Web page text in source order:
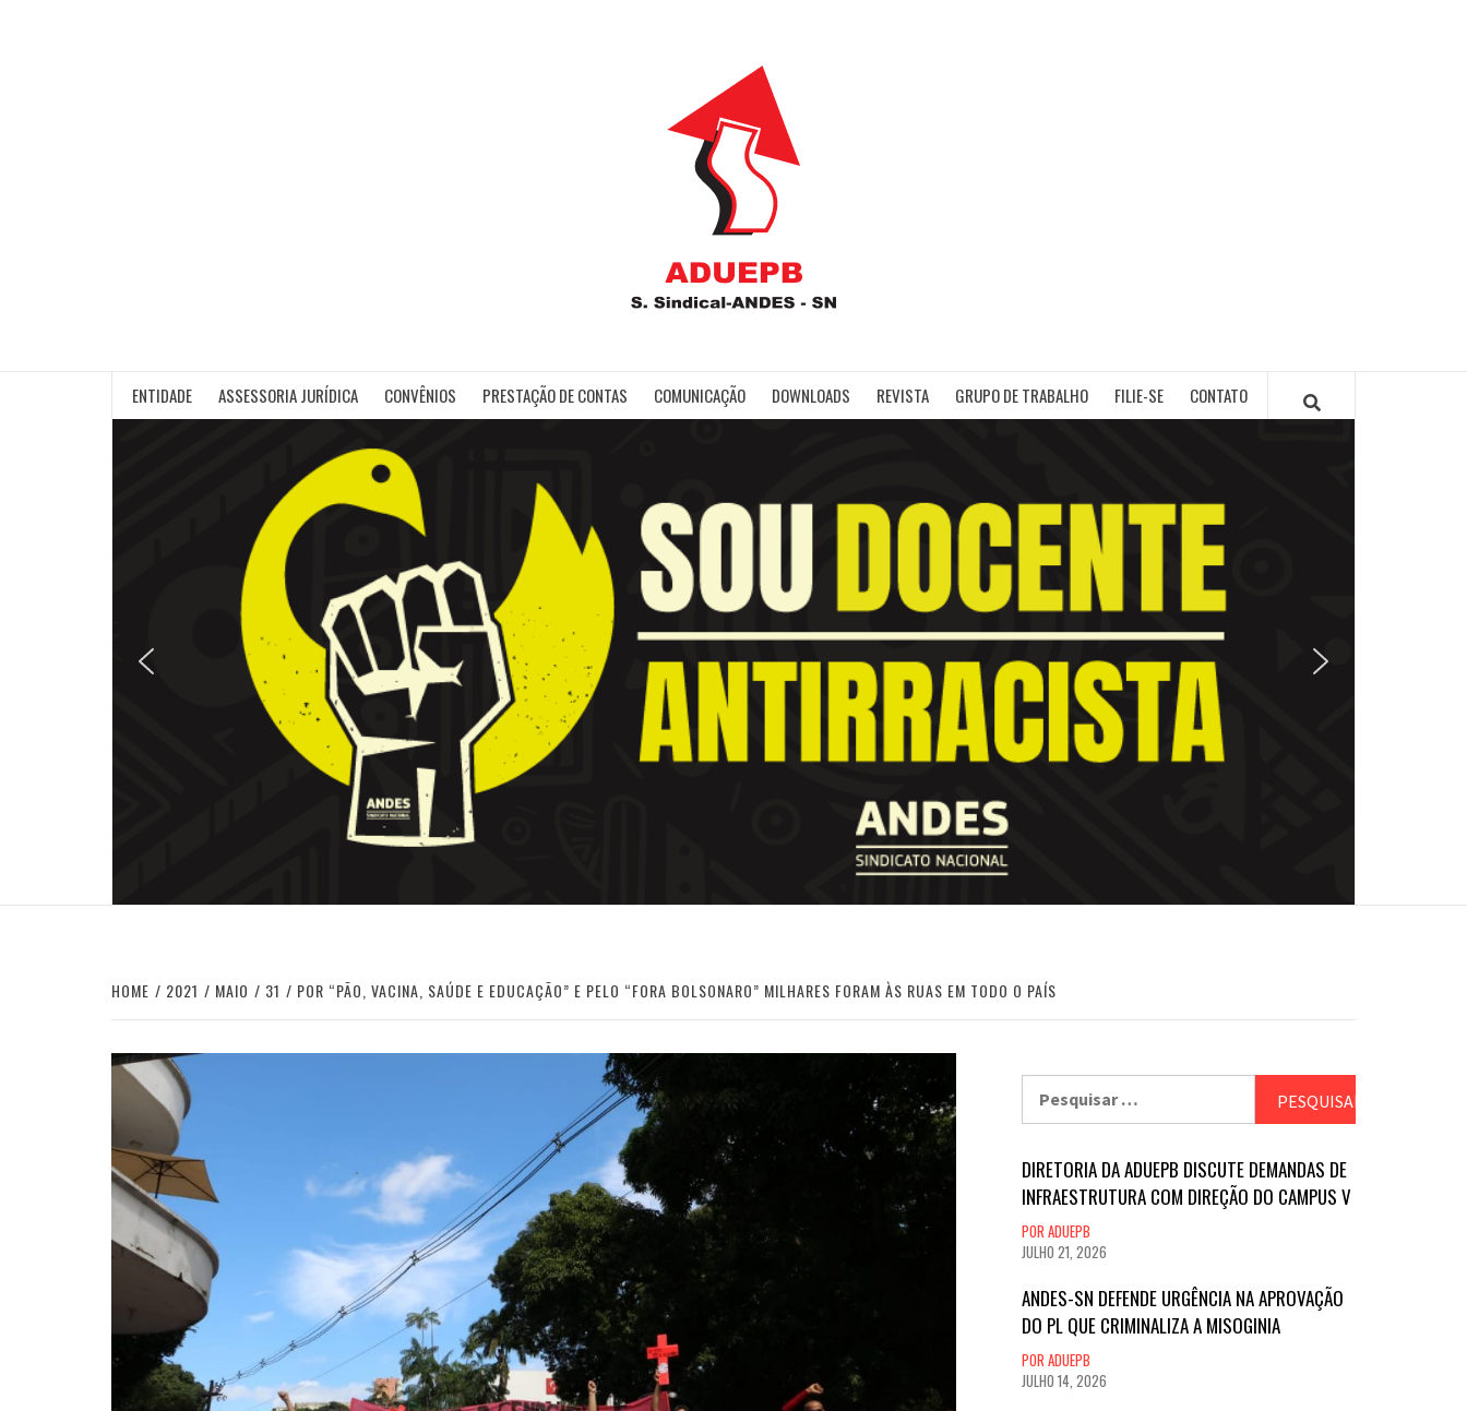
ENTIDADE ASSESSORIA JURÍDICA CONVÊNIOS PRESTAÇÃO DE CONTAS COMUNICAÇÃO DOWNLOADS REVISTA GRUPO DE TRABALHO FILIE-SE CONTATO
HOME 2021 MAIO 31 POR “PÃO, VACINA, SAÚDE E EDUCAÇÃO” E PELO “FORA BOLSONARO” MILHARES FORAM ÀS RUAS EM TODO O PAÍS
por:
DIRETORIA DA ADUEPB DISCUTE DEMANDAS DE
INFRAESTRUTURA COM DIREÇÃO DO CAMPUS V
POR ADUEPB
JULHO 21, 2026
ANDES-SN DEFENDE URGÊNCIA NA APROVAÇÃO
DO PL QUE CRIMINALIZA A MISOGINIA
POR ADUEPB
JULHO 14, 2026